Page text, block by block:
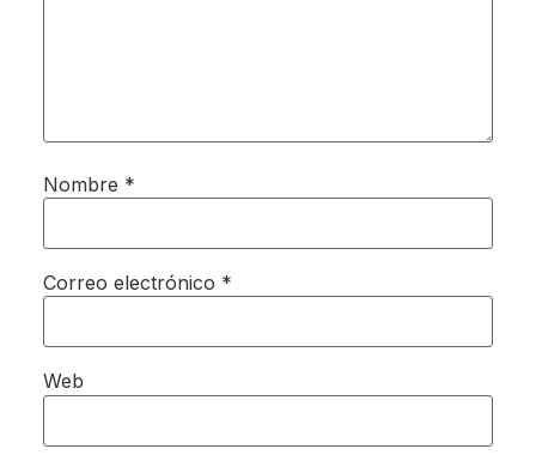
Nombre *
Correo electrónico *
Web